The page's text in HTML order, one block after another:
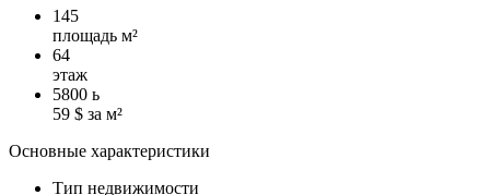
145
площадь м²
64
этаж
5800 ь
59 $ за м²
Основные характеристики
Тип недвижимости